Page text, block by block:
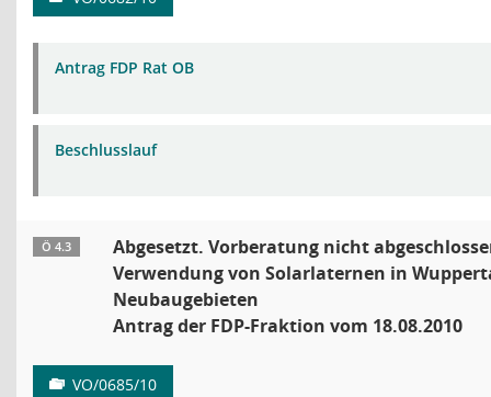
Antrag FDP Rat OB
Beschlusslauf
Ö 4.3
Abgesetzt. Vorberatung nicht
Verwendung von Solarlaternen in
Neubaugebieten
Antrag der FDP-Fraktion vom 18.08.2010
VO/0685/10